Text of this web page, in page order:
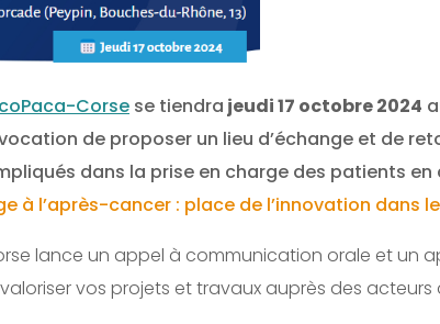
Corse se tiendra jeudi 17 octobre 2024
de proposer un lieu d’échange et de
dans la prise en charge des patients
à l’après-cancer : place de l’innovation dans
lance un appel à communication orale et un
vos projets et travaux auprès des